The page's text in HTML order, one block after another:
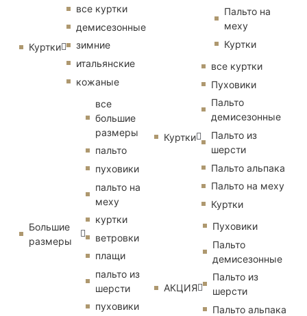
Куртки
все куртки
демисезонные
зимние
итальянские
кожаные
Большие
размеры
все
большие
размеры
пальто
пуховики
пальто на
меху
куртки
ветровки
плащи
пальто из
шерсти
пуховики
Пальто на
меху
Куртки
Куртки
все куртки
Пуховики
Пальто
демисезонные
Пальто из
шерсти
Пальто альпака
Пальто на меху
Куртки
АКЦИЯ
Пуховики
Пальто
демисезонные
Пальто из
шерсти
Пальто альпака